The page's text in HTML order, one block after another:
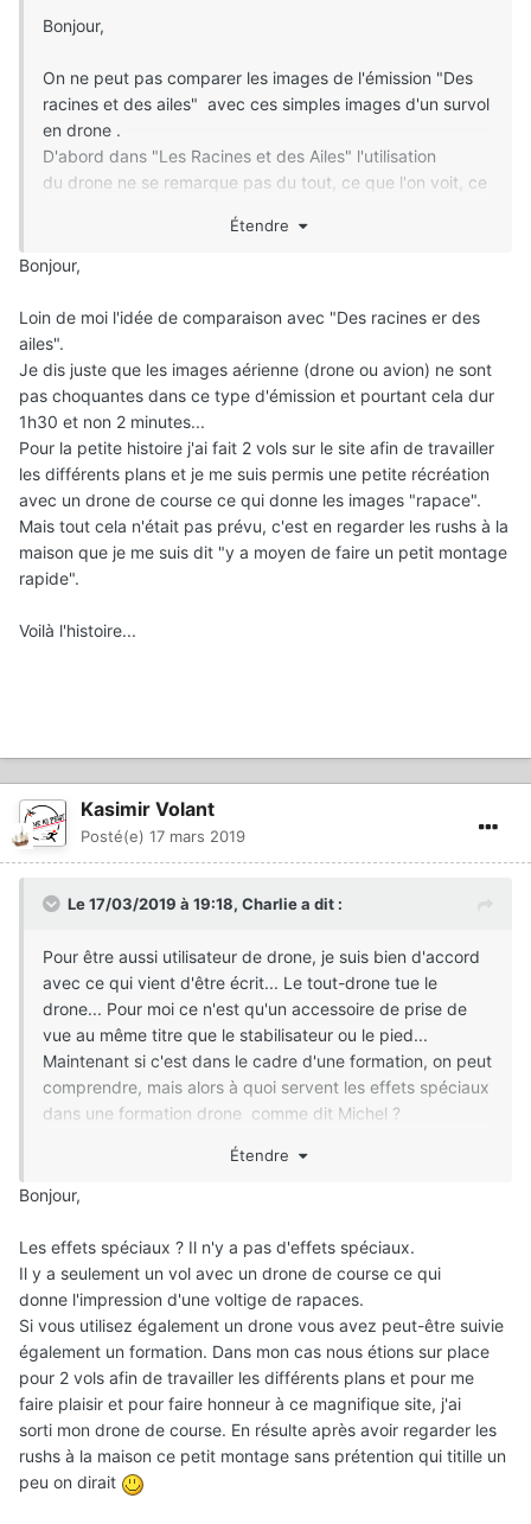
Bonjour,
On ne peut pas comparer les images de l'émission "Des
racines et des ailes" avec ces simples images d'un survol
en drone .
D'abord dans "Les Racines et des Ailes" l'utilisation
du drone ne se remarque pas du tout, ce que l'on voit, ce
personnes à bord qui parlent et qui expliquent et le "très
important" ce sont les personnes présentes partout qui
"commentaire"... et je dirais même plus , "des
commentaires, ce qui fait tout l'intérêt de l'émission.... car
il y a souvent une personne qui pose une question et une
personne qui répond, ce qui apporte beaucoup de
dynamique à un film.
Concernant la petite fantaisie (effets spéciaux) pendant
45 s dans ce film qu ne dure que 2 min ... on aime ou on
n'aime pas ... mais qu'est-ce que ça apporte dans une
formation drone ?
!
Étendre
Bonjour,
Loin de moi l'idée de comparaison avec "Des racines er des
ailes".
Je dis juste que les images aérienne (drone ou avion) ne sont
pas choquantes dans ce type d'émission et pourtant cela dur
1h30 et non 2 minutes...
Pour la petite histoire j'ai fait 2 vols sur le site afin de travailler
les différents plans et je me suis permis une petite récréation
avec un drone de course ce qui donne les images "rapace".
Mais tout cela n'était pas prévu, c'est en regarder les rushs à la
maison que je me suis dit "y a moyen de faire un petit montage
rapide".
Voilà l'histoire...
Kasimir Volant
Posté(e) 17 mars 2019
Le 17/03/2019 à 19:18, Charliea dit :
Pour être aussi utilisateur de drone, je suis bien d'accord
avec ce qui vient d'être écrit... Le tout-drone tue le
drone... Pour moi ce n'est qu'un accessoire de prise de
vue au même titre que le stabilisateur ou le pied...
Maintenant si c'est dans le cadre d'une formation, on peut
comprendre, mais alors à quoi servent les effets spéciaux
dans une formation drone comme dit Michel ?
sans plus...)
Étendre
Bonjour,
Les effets spéciaux ? Il n'y a pas d'effets spéciaux.
Il y a seulement un vol avec un drone de course ce qui
donne l'impression d'une voltige de rapaces.
Si vous utilisez également un drone vous avez peut-être suivie
également un formation. Dans mon cas nous étions sur place
pour 2 vols afin de travailler les différents plans et pour me
faire plaisir et pour faire honneur à ce magnifique site, j'ai
sorti mon drone de course. En résulte après avoir regarder les
rushs à la maison ce petit montage sans prétention qui titille un
peu on dirait